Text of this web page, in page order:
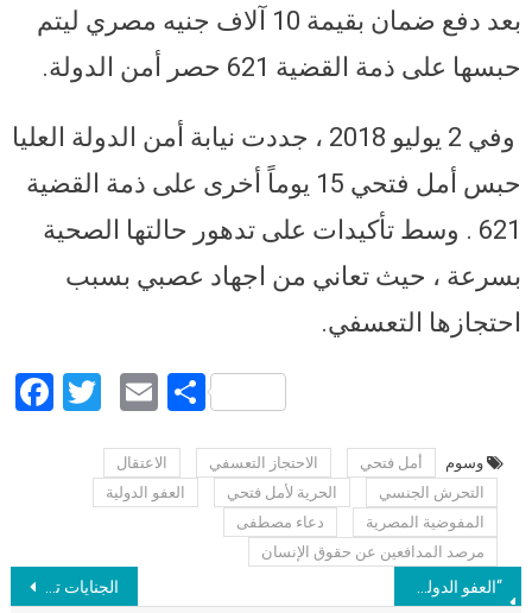
بعد دفع ضمان بقيمة 10 آلاف جنيه مصري ليتم
حبسها على ذمة القضية 621 حصر أمن الدولة.
وفي 2 يوليو 2018 ، جددت نيابة أمن الدولة العليا
حبس أمل فتحي 15 يوماً أخرى على ذمة القضية
621 . وسط تأكيدات على تدهور حالتها الصحية
بسرعة ، حيث تعاني من اجهاد عصبي بسبب
احتجازها التعسفي.
Facebook
Twitter
EmailShare
وسوم أمل فتحي الاحتجاز التعسفي
الاعتقال
التحرش الجنسي
الحرية لأمل فتحي
العفو الدولية
المفوضية المصرية
دعاء مصطفى
مرصد المدافعين عن حقوق الإنسان
Post navigation
الجنايات تنظر السبت تجديد حبس “السويفي وعبدالعزيز وعشري” بعد تعذر نقلهم لدواعي أمنية يوم حكم فض رابعة “العفو الدولية” تعليقا على اعتقال السعودية لسمر بدوي ونسيمة السادة: مستوى غير المسبوق من اضطهاد المدافعين عن حقوق الإنسان